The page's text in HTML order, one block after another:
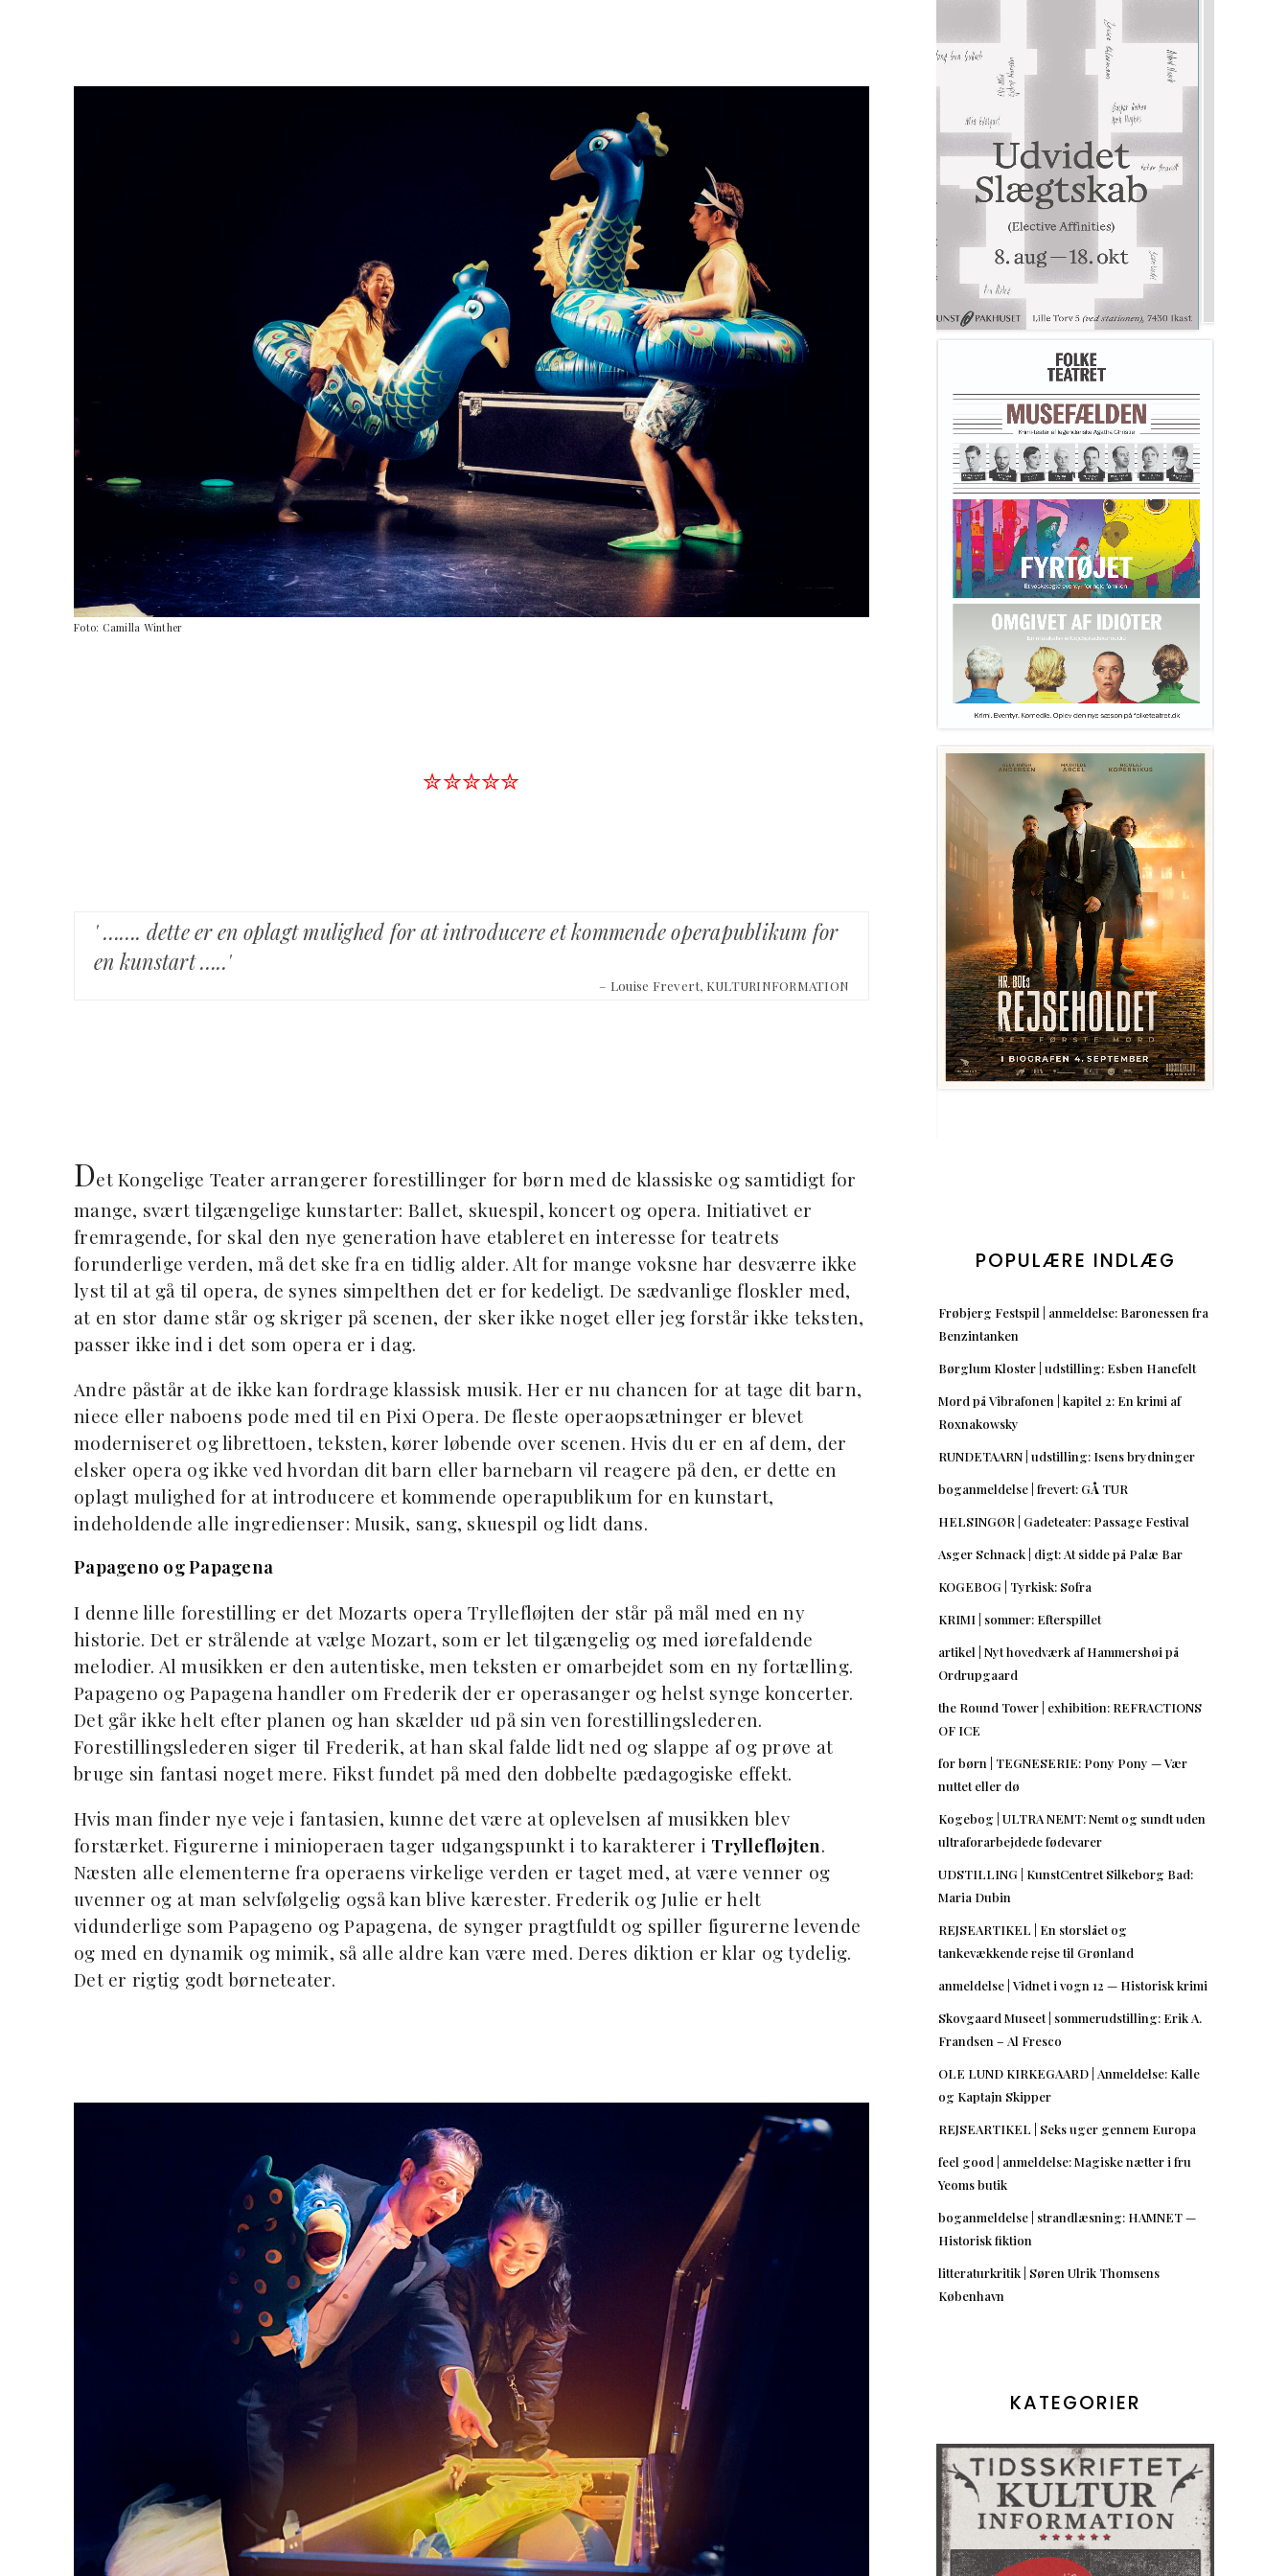
Foto: Camilla Winther
✮✮✮✮✮
' ……. dette er en oplagt mulighed for at introducere et kommende operapublikum for
en kunstart …..'
– Louise Frevert, KULTURINFORMATION
Det Kongelige Teater arrangerer forestillinger for børn med de klassiske og samtidigt for
mange, svært tilgængelige kunstarter: Ballet, skuespil, koncert og opera. Initiativet er
fremragende, for skal den nye generation have etableret en interesse for teatrets
forunderlige verden, må det ske fra en tidlig alder. Alt for mange voksne har desværre ikke
lyst til at gå til opera, de synes simpelthen det er for kedeligt. De sædvanlige floskler med,
at en stor dame står og skriger på scenen, der sker ikke noget eller jeg forstår ikke teksten,
passer ikke ind i det som opera er i dag.
Andre påstår at de ikke kan fordrage klassisk musik. Her er nu chancen for at tage dit barn,
niece eller naboens pode med til en Pixi Opera. De fleste operaopsætninger er blevet
moderniseret og librettoen, teksten, kører løbende over scenen. Hvis du er en af dem, der
elsker opera og ikke ved hvordan dit barn eller barnebarn vil reagere på den, er dette en
oplagt mulighed for at introducere et kommende operapublikum for en kunstart,
indeholdende alle ingredienser: Musik, sang, skuespil og lidt dans.
Papageno og Papagena
I denne lille forestilling er det Mozarts opera Tryllefløjten der står på mål med en ny
historie. Det er strålende at vælge Mozart, som er let tilgængelig og med iørefaldende
melodier. Al musikken er den autentiske, men teksten er omarbejdet som en ny fortælling.
Papageno og Papagena handler om Frederik der er operasanger og helst synge koncerter.
Det går ikke helt efter planen og han skælder ud på sin ven forestillingslederen.
Forestillingslederen siger til Frederik, at han skal falde lidt ned og slappe af og prøve at
bruge sin fantasi noget mere. Fikst fundet på med den dobbelte pædagogiske effekt.
Hvis man finder nye veje i fantasien, kunne det være at oplevelsen af musikken blev
forstærket. Figurerne i minioperaen tager udgangspunkt i to karakterer i Tryllefløjten.
Næsten alle elementerne fra operaens virkelige verden er taget med, at være venner og
uvenner og at man selvfølgelig også kan blive kærester. Frederik og Julie er helt
vidunderlige som Papageno og Papagena, de synger pragtfuldt og spiller figurerne levende
og med en dynamik og mimik, så alle aldre kan være med. Deres diktion er klar og tydelig.
Det er rigtig godt børneteater.
POPULÆRE INDLÆG
Frøbjerg Festspil | anmeldelse: Baronessen fra
Benzintanken
Børglum Kloster | udstilling: Esben Hanefelt
Mord på Vibrafonen | kapitel 2: En krimi af
Roxnakowsky
RUNDETAARN | udstilling: Isens brydninger
boganmeldelse | frevert: GÅ TUR
HELSINGØR | Gadeteater: Passage Festival
Asger Schnack | digt: At sidde på Palæ Bar
KOGEBOG | Tyrkisk: Sofra
KRIMI | sommer: Efterspillet
artikel | Nyt hovedværk af Hammershøi på
Ordrupgaard
the Round Tower | exhibition: REFRACTIONS
OF ICE
for børn | TEGNESERIE: Pony Pony — Vær
nuttet eller dø
Kogebog | ULTRA NEMT: Nemt og sundt uden
ultraforarbejdede fødevarer
UDSTILLING | KunstCentret Silkeborg Bad:
Maria Dubin
REJSEARTIKEL | En storslået og
tankevækkende rejse til Grønland
anmeldelse | Vidnet i vogn 12 — Historisk krimi
Skovgaard Museet | sommerudstilling: Erik A.
Frandsen – Al Fresco
OLE LUND KIRKEGAARD | Anmeldelse: Kalle
og Kaptajn Skipper
REJSEARTIKEL | Seks uger gennem Europa
feel good | anmeldelse: Magiske nætter i fru
Yeoms butik
boganmeldelse | strandlæsning: HAMNET —
Historisk fiktion
litteraturkritik | Søren Ulrik Thomsens
København
KATEGORIER